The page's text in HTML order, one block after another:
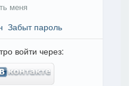
меня
Забыт пароль
войти через: